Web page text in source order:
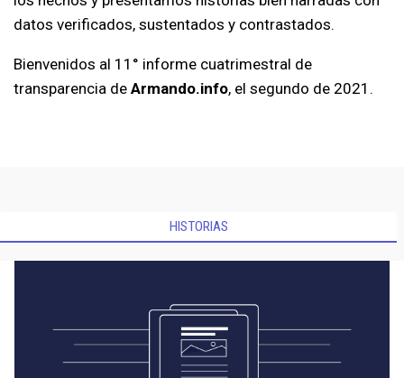
datos verificados, sustentados y contrastados.
Bienvenidos al 11° informe cuatrimestral de
transparencia de Armando.info, el segundo de 2021.
HISTORIAS